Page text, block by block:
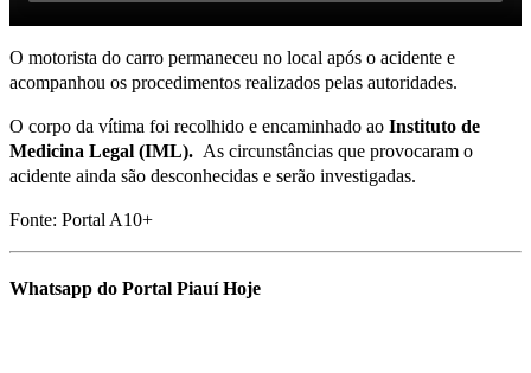
O motorista do carro permaneceu no local após o acidente e
acompanhou os procedimentos realizados pelas autoridades.
O corpo da vítima foi recolhido e encaminhado ao Instituto de
Medicina Legal (IML). As circunstâncias que provocaram o
acidente ainda são desconhecidas e serão investigadas.
Fonte: Portal A10+
Whatsapp do Portal Piauí Hoje